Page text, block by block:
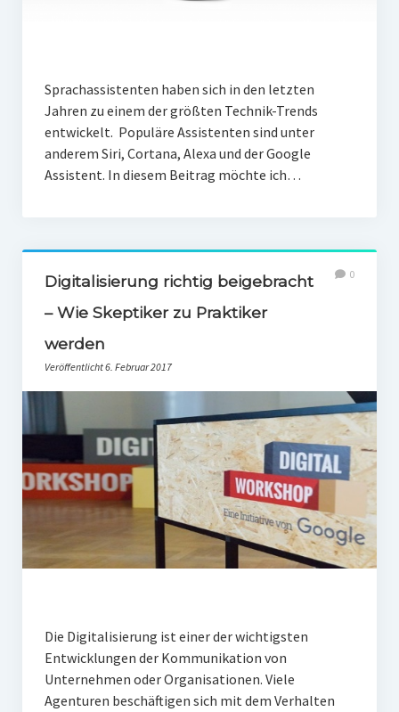
Zukunft der Bildung
Vom Trend zur Tonne
Sprachassistenten haben sich in den letzten
Jahren zu einem der größten Technik-Trends
entwickelt. Populäre Assistenten sind unter
anderem Siri, Cortana, Alexa und der Google
Assistent. In diesem Beitrag möchte ich…
Digitalisierung richtig beigebracht
– Wie Skeptiker zu Praktiker
werden
Veröffentlicht 6. Februar 2017
0
Die Digitalisierung ist einer der wichtigsten
Entwicklungen der Kommunikation von
Unternehmen oder Organisationen. Viele
Agenturen beschäftigen sich mit dem Verhalten